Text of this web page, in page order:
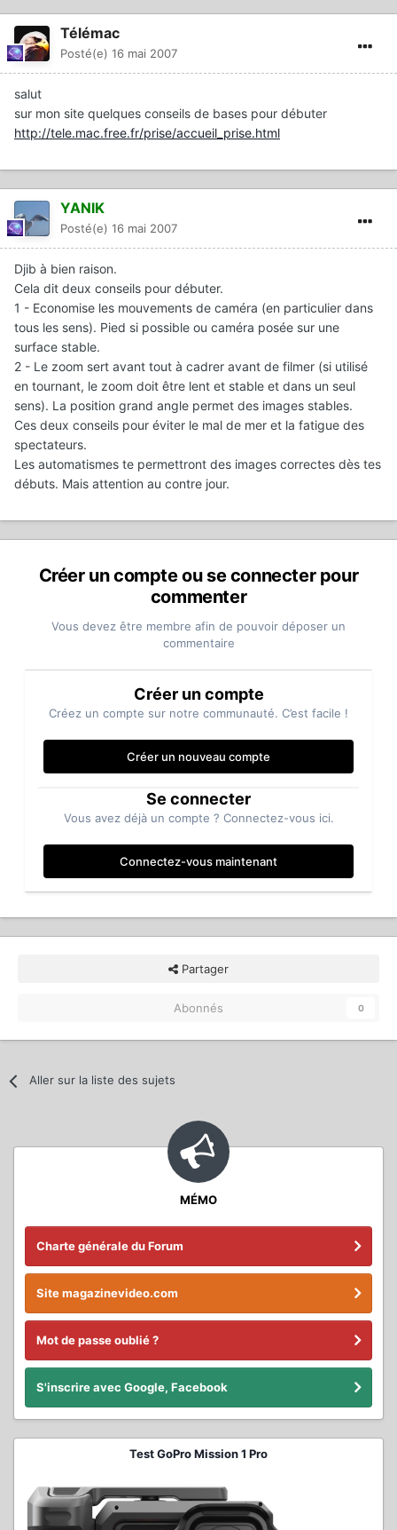
Télémac
Posté(e) 16 mai 2007
salut
sur mon site quelques conseils de bases pour débuter
http://tele.mac.free.fr/prise/accueil_prise.html
YANIK
Posté(e) 16 mai 2007
Djib à bien raison.
Cela dit deux conseils pour débuter.
1 - Economise les mouvements de caméra (en particulier dans
tous les sens). Pied si possible ou caméra posée sur une
surface stable.
2 - Le zoom sert avant tout à cadrer avant de filmer (si utilisé
en tournant, le zoom doit être lent et stable et dans un seul
sens). La position grand angle permet des images stables.
Ces deux conseils pour éviter le mal de mer et la fatigue des
spectateurs.
Les automatismes te permettront des images correctes dès tes
débuts. Mais attention au contre jour.
Créer un compte ou se connecter pour
commenter
Vous devez être membre afin de pouvoir déposer un
commentaire
Créer un compte
Créez un compte sur notre communauté. C’est facile !
Créer un nouveau compte
Se connecter
Vous avez déjà un compte ? Connectez-vous ici.
Connectez-vous maintenant
Partager
Abonnés 0
Aller sur la liste des sujets
MÉMO
Charte générale du Forum
Site magazinevideo.com
Mot de passe oublié ?
S'inscrire avec Google, Facebook
Test GoPro Mission 1 Pro